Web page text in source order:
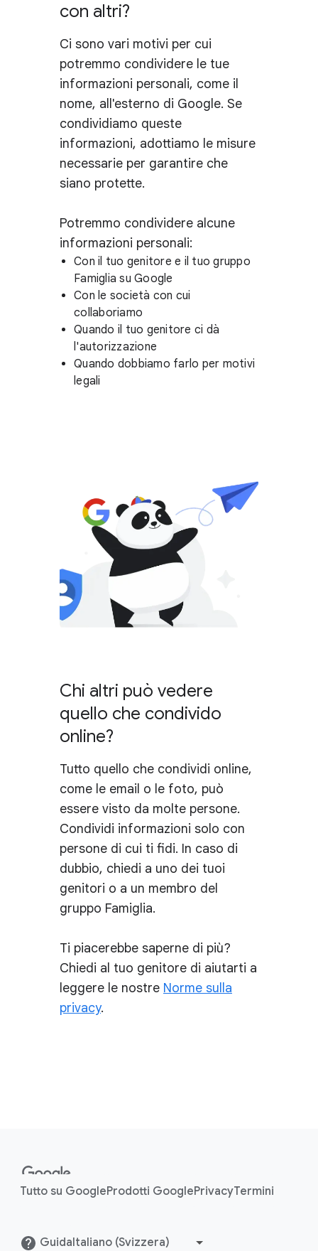
con altri?
Ci sono vari motivi per cui
potremmo condividere le tue
informazioni personali, come il
nome, all'esterno di Google. Se
condividiamo queste
informazioni, adottiamo le misure
necessarie per garantire che
siano protette.
Potremmo condividere alcune
informazioni personali:
Con il tuo genitore e il tuo gruppo
Famiglia su Google
Con le società con cui
collaboriamo
Quando il tuo genitore ci dà
l'autorizzazione
Quando dobbiamo farlo per motivi
legali
Chi altri può vedere
quello che condivido
online?
Tutto quello che condividi online,
come le email o le foto, può
essere visto da molte persone.
Condividi informazioni solo con
persone di cui ti fidi. In caso di
dubbio, chiedi a uno dei tuoi
genitori o a un membro del
gruppo Famiglia.
Ti piacerebbe saperne di più?
Chiedi al tuo genitore di aiutarti a
leggere le nostre Norme sulla
privacy.
Tutto su GoogleProdotti GooglePrivacyTermini
Guida